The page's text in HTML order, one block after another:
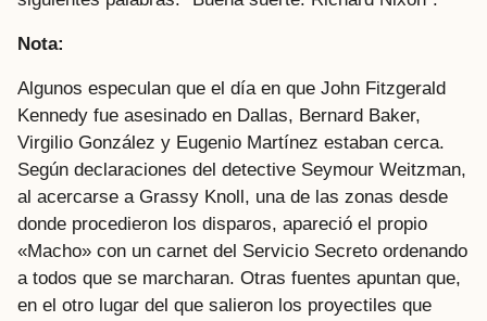
Nota:
Algunos especulan que el día en que John Fitzgerald
Kennedy fue asesinado en Dallas, Bernard Baker,
Virgilio González y Eugenio Martínez estaban cerca.
Según declaraciones del detective Seymour Weitzman,
al acercarse a Grassy Knoll, una de las zonas desde
donde procedieron los disparos, apareció el propio
«Macho» con un carnet del Servicio Secreto ordenando
a todos que se marcharan. Otras fuentes apuntan que,
en el otro lugar del que salieron los proyectiles que